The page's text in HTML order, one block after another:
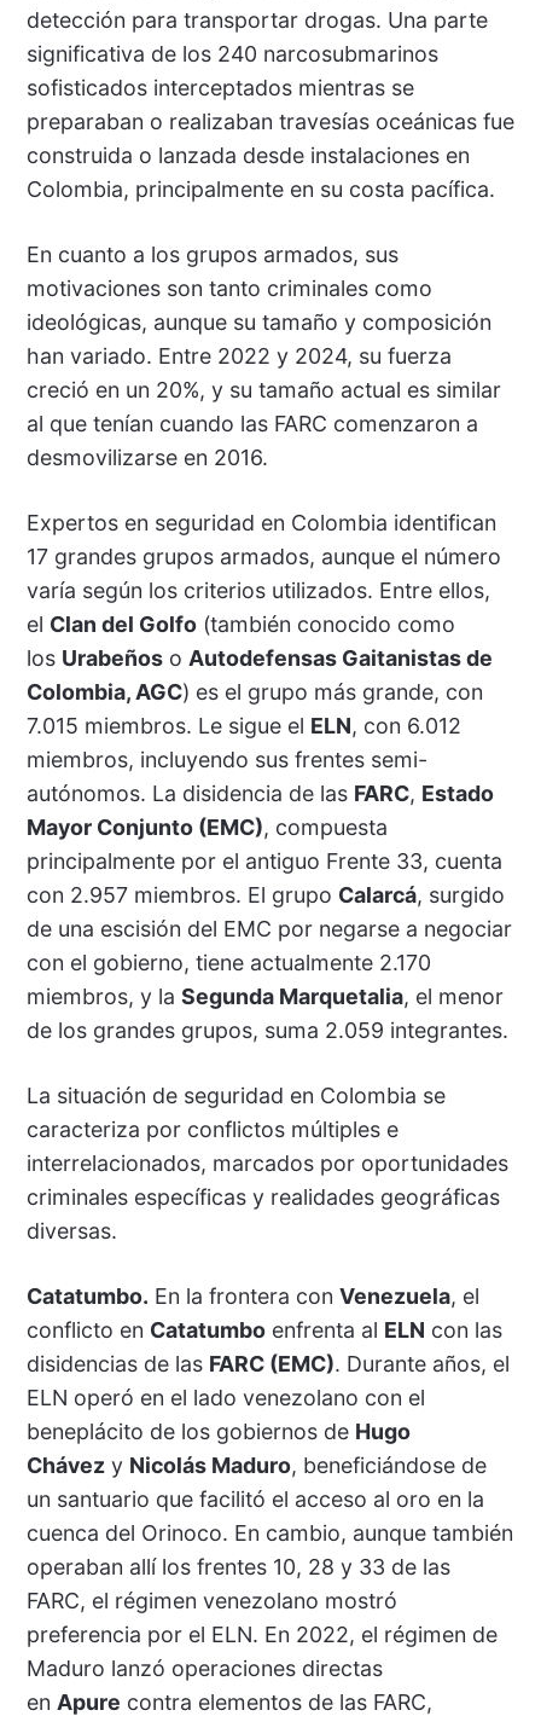
detección para transportar drogas. Una parte
significativa de los 240 narcosubmarinos
sofisticados interceptados mientras se
preparaban o realizaban travesías oceánicas fue
construida o lanzada desde instalaciones en
Colombia, principalmente en su costa pacífica.
En cuanto a los grupos armados, sus
motivaciones son tanto criminales como
ideológicas, aunque su tamaño y composición
han variado. Entre 2022 y 2024, su fuerza
creció en un 20%, y su tamaño actual es similar
al que tenían cuando las FARC comenzaron a
desmovilizarse en 2016.
Expertos en seguridad en Colombia identifican
17 grandes grupos armados, aunque el número
varía según los criterios utilizados. Entre ellos,
el Clan del Golfo(también conocido como
los Urabeñoso Autodefensas Gaitanistas de
Colombia, AGC) es el grupo más grande, con
7.015 miembros. Le sigue el ELN, con 6.012
miembros, incluyendo sus frentes semi-
autónomos. La disidencia de las FARC, Estado
Mayor Conjunto (EMC), compuesta
principalmente por el antiguo Frente 33, cuenta
con 2.957 miembros. El grupo Calarcá, surgido
de una escisión del EMC por negarse a negociar
con el gobierno, tiene actualmente 2.170
miembros, y la Segunda Marquetalia, el menor
de los grandes grupos, suma 2.059 integrantes.
La situación de seguridad en Colombia se
caracteriza por conflictos múltiples e
interrelacionados, marcados por oportunidades
criminales específicas y realidades geográficas
diversas.
Catatumbo. En la frontera con Venezuela, el
conflicto en Catatumboenfrenta al ELN con las
disidencias de las FARC (EMC). Durante años, el
ELN operó en el lado venezolano con el
beneplácito de los gobiernos de Hugo
Chávezy Nicolás Maduro, beneficiándose de
un santuario que facilitó el acceso al oro en la
cuenca del Orinoco. En cambio, aunque también
operaban allí los frentes 10, 28 y 33 de las
FARC, el régimen venezolano mostró
preferencia por el ELN. En 2022, el régimen de
Maduro lanzó operaciones directas
en Apure contra elementos de las FARC,